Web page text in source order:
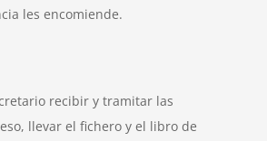
les encomiende.
recibir y tramitar las
llevar el fichero y el libro de